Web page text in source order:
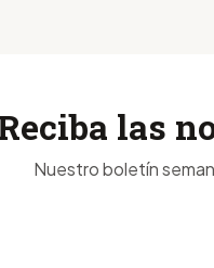
las
Nuestro boletín